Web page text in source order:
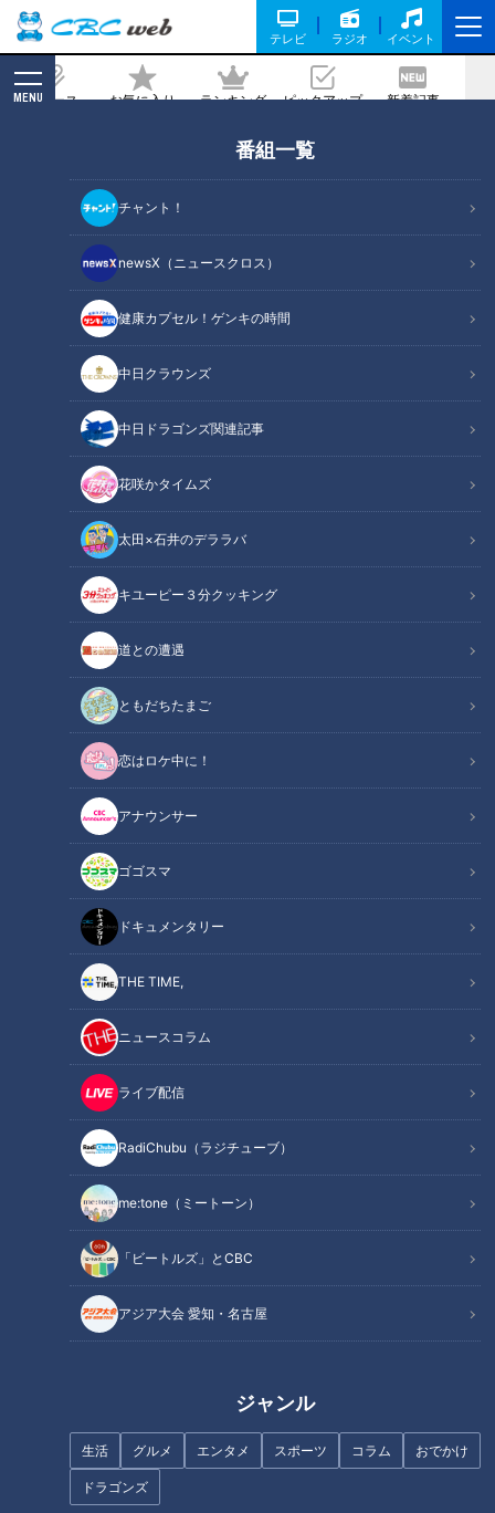
テレビ ラジオ イベント
ニュース お気に入り ランキング ピックアップ 新着記事
MENU
番組一覧
チャント！
newsX（ニュースクロス）
健康カプセル！ゲンキの時間
中日クラウンズ
中日ドラゴンズ関連記事
花咲かタイムズ
太田×石井のデララバ
キユーピー３分クッキング
道との遭遇
ともだちたまご
恋はロケ中に！
アナウンサー
ゴゴスマ
ドキュメンタリー
THE TIME,
ニュースコラム
ライブ配信
RadiChubu（ラジチューブ）
me:tone（ミートーン）
「ビートルズ」とCBC
アジア大会 愛知・名古屋
ジャンル
生活 グルメ エンタメ スポーツ コラム おでかけ
ドラゴンズ
ランディーバの本音がポロリ
2021/10/08 16:30
ゴゴスマ
ゴゴスマ
リモート出演していたコメンテーター陣が久しぶりに顔を揃え
ました。やっと会えたとばかりにまるで同窓会のような雰囲気
に。気分がゆるんでしまったせいか、いつのまにやらゴゴスマ
生ライブがオネエ談義に変貌。いまオネエ界隈で誰がモテてい
るのかをナジャ・グランディーバがポロリと出しちゃいます。
「ゴゴスマ生配信＃31」10月1日の配信から。
ナジャが一番会いたかった人
謎に包まれたオネエ界隈モテ男事情
石井アナはオネエ界隈でモテるのか
オネエにしか届かない石井アナのセクシーパンツ
オススメ関連コンテンツ
ナジャが一番会いたかった人